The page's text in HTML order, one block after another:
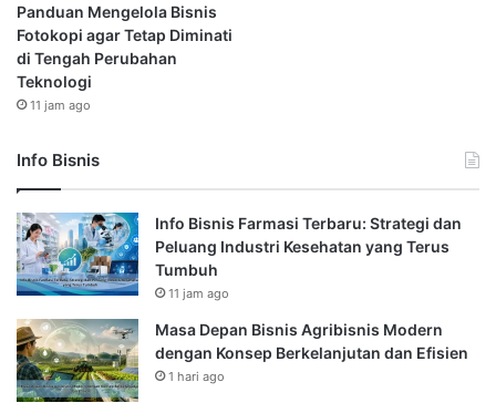
Panduan Mengelola Bisnis
Fotokopi agar Tetap Diminati
di Tengah Perubahan
Teknologi
11 jam ago
Info Bisnis
Info Bisnis Farmasi Terbaru: Strategi dan
Peluang Industri Kesehatan yang Terus
Tumbuh
11 jam ago
Masa Depan Bisnis Agribisnis Modern
dengan Konsep Berkelanjutan dan Efisien
1 hari ago